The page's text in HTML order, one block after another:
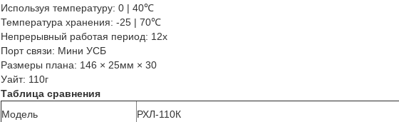
Используя температуру: 0 | 40℃
Температура хранения: -25 | 70℃
Непрерывный работая период: 12х
Порт связи: Мини УСБ
Размеры плана: 146 × 25мм × 30
Уайт: 110г
Таблица сравнения
Модель
РХЛ-110К